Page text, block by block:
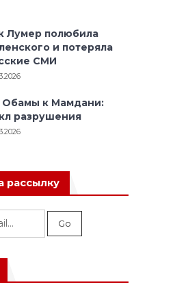
Лумер полюбила
и потеряла
СМИ
Обамы к Мамдани:
разрушения
рассылку